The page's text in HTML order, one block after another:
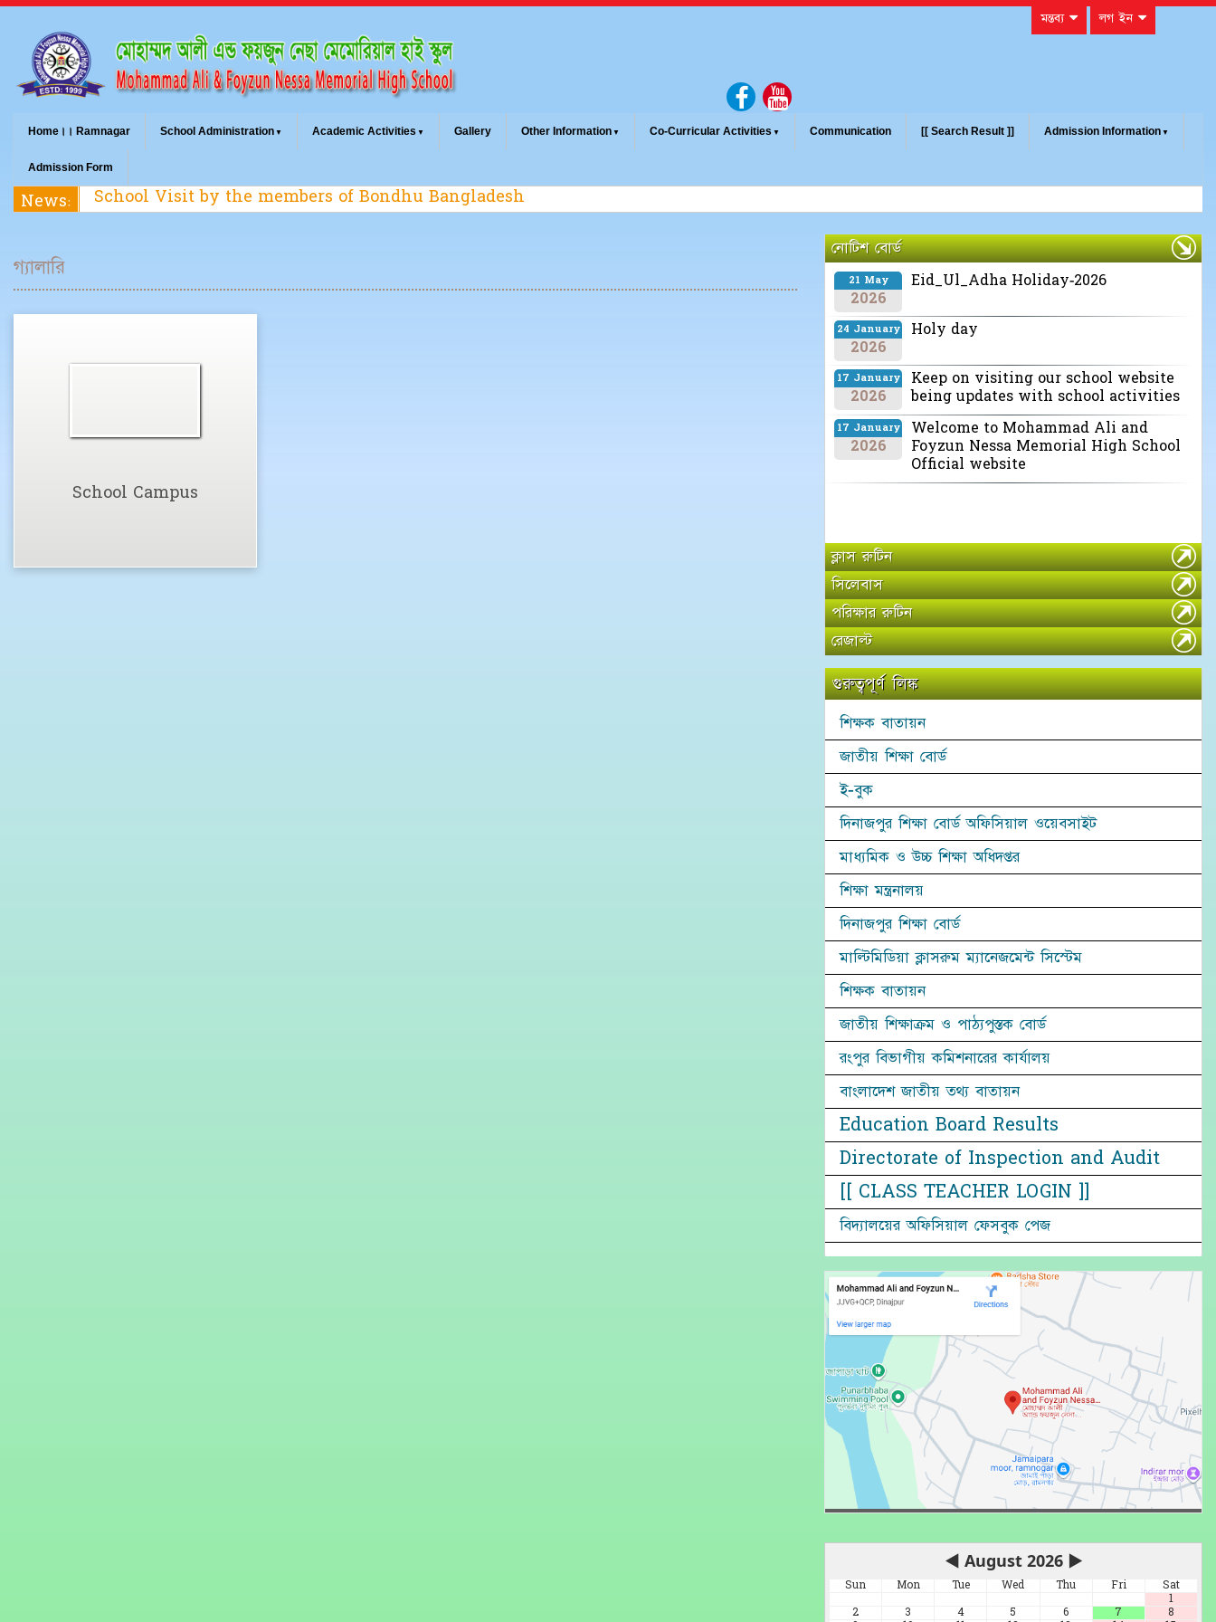
মন্তব্য লগ ইন
Home।। Ramnagar School Administration Academic Activities Gallery Other Information Co-Curricular Activities Communication [[ Search Result ]] Admission Information
Admission Form
News: School Visit by the members of Bondhu Bangladesh
গ্যালারি
School Campus
নোটিশ বোর্ড
21 May
2026
Eid_Ul_Adha Holiday-2026
24 January
2026
Holy day
17 January
2026
Keep on visiting our school website
being updates with school activities
17 January
2026
Welcome to Mohammad Ali and
Foyzun Nessa Memorial High School
Official website
ক্লাস রুটিন
সিলেবাস
পরিক্ষার রুটিন
রেজাল্ট
গুরুত্বপূর্ণ লিঙ্ক
শিক্ষক বাতায়ন
জাতীয় শিক্ষা বোর্ড
ই-বুক
দিনাজপুর শিক্ষা বোর্ড অফিসিয়াল ওয়েবসাইট
মাধ্যমিক ও উচ্চ শিক্ষা অধিদপ্তর
শিক্ষা মন্ত্রনালয়
দিনাজপুর শিক্ষা বোর্ড
মাল্টিমিডিয়া ক্লাসরুম ম্যানেজমেন্ট সিস্টেম
শিক্ষক বাতায়ন
জাতীয় শিক্ষাক্রম ও পাঠ্যপুস্তক বোর্ড
রংপুর বিভাগীয় কমিশনারের কার্যালয়
বাংলাদেশ জাতীয় তথ্য বাতায়ন
Education Board Results
Directorate of Inspection and Audit
[[ CLASS TEACHER LOGIN ]]
বিদ্যালয়ের অফিসিয়াল ফেসবুক পেজ
◀ August 2026 ▶
Sun Mon Tue Wed Thu Fri
Sat
1
2
3 4 5 6 7
8